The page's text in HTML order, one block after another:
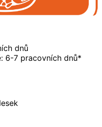
dnů
6-7 pracovních dnů*